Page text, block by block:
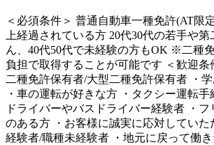
＜必須条件＞ 普通自動車一種免許(AT限
上経過されている方 20代30代の若手や
ん、40代50代で未経験の方もOK ※二種
負担で取得することが可能です ＜歓迎条
二種免許保有者/大型二種免許保有者 ・
・車の運転が好きな方 ・タクシー運転
ドライバーやバスドライバー経験者 ・フ
のある方 ・お客様に誠実に応対していた
経験者/職種未経験者 ・地元に戻って働